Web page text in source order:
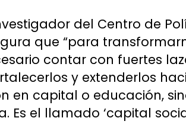
del Centro de
que “para
contar con fuertes
y extenderlos
en capital o educación,
el llamado ‘capital